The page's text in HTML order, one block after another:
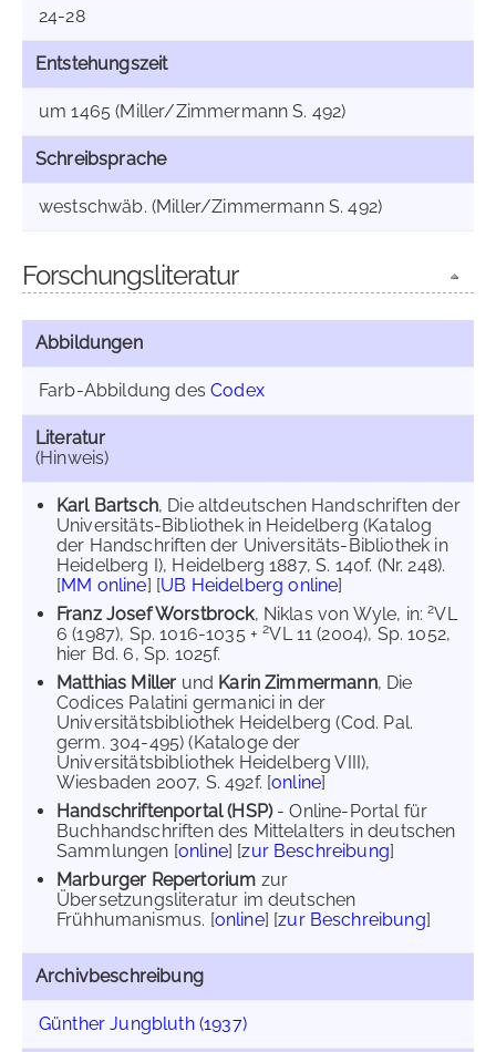
24-28
Entstehungszeit
um 1465 (Miller/Zimmermann S. 492)
Schreibsprache
westschwäb. (Miller/Zimmermann S. 492)
Forschungsliteratur
Abbildungen
Farb-Abbildung desCodex
Literatur
(Hinweis)
Karl Bartsch, Die altdeutschen Handschriften der
Universitäts-Bibliothek in Heidelberg (Katalog
der Handschriften der Universitäts-Bibliothek in
Heidelberg I), Heidelberg 1887, S. 140f. (Nr. 248).
[MM online] [UB Heidelberg online]
Franz Josef Worstbrock, Niklas von Wyle, in:2VL
6 (1987), Sp. 1016-1035 +2VL 11 (2004), Sp. 1052,
hier Bd. 6, Sp. 1025f.
Matthias Miller und Karin Zimmermann, Die
Codices Palatini germanici in der
Universitätsbibliothek Heidelberg (Cod. Pal.
germ. 304-495) (Kataloge der
Universitätsbibliothek Heidelberg VIII),
Wiesbaden 2007, S. 492f. [online]
Handschriftenportal (HSP)- Online-Portal für
Buchhandschriften des Mittelalters in deutschen
Sammlungen [online] [zur Beschreibung]
Marburger Repertorium zur
Übersetzungsliteratur im deutschen
Frühhumanismus. [online] [zur Beschreibung]
Archivbeschreibung
Günther Jungbluth (1937)